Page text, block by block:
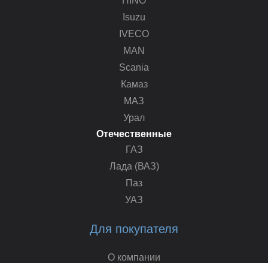
Isuzu
IVECO
MAN
Scania
Камаз
МАЗ
Урал
Отечественные
ГАЗ
Лада (ВАЗ)
Паз
УАЗ
Для покупателя
О компании